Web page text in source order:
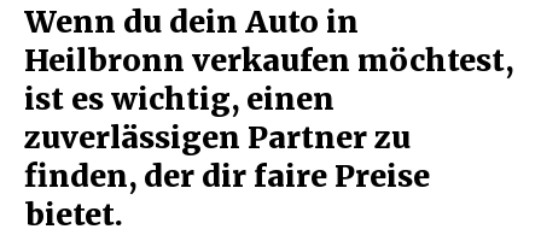
Wenn du dein Auto in
Heilbronn verkaufen möchtest,
ist es wichtig, einen
zuverlässigen Partner zu
finden, der dir faire Preise
bietet.